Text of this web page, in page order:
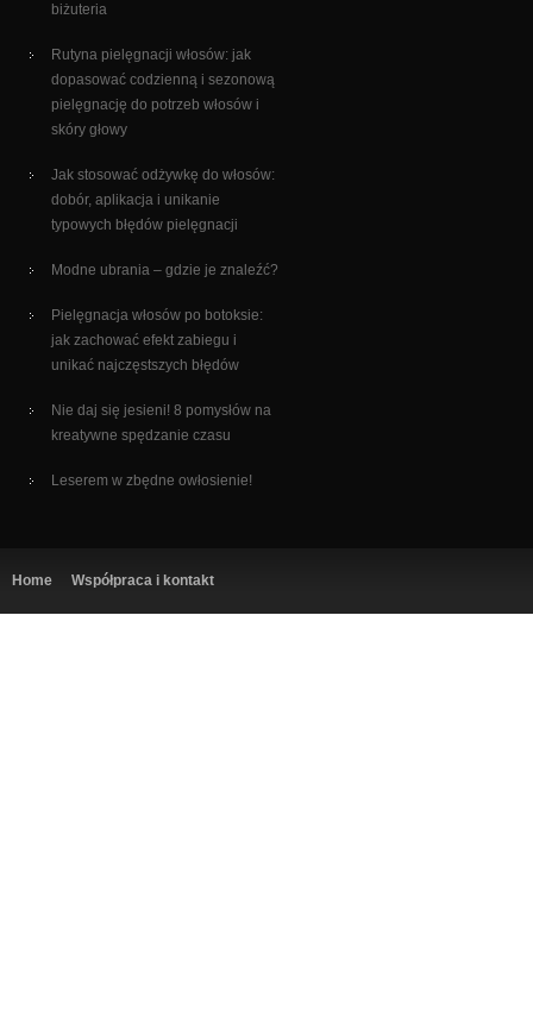
biżuteria
Rutyna pielęgnacji włosów: jak
dopasować codzienną i sezonową
pielęgnację do potrzeb włosów i
skóry głowy
Jak stosować odżywkę do włosów:
dobór, aplikacja i unikanie
typowych błędów pielęgnacji
Modne ubrania – gdzie je znaleźć?
Pielęgnacja włosów po botoksie:
jak zachować efekt zabiegu i
unikać najczęstszych błędów
Nie daj się jesieni! 8 pomysłów na
kreatywne spędzanie czasu
Leserem w zbędne owłosienie!
Home Współpraca i kontakt